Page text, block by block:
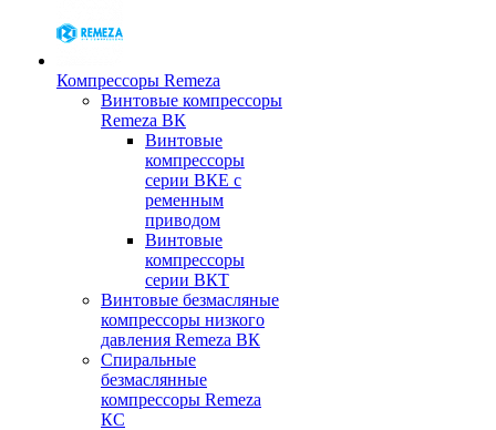
Компрессоры Remeza
Винтовые компрессоры
Remeza ВК
Винтовые
компрессоры
серии ВКЕ с
ременным
приводом
Винтовые
компрессоры
серии ВКТ
Винтовые безмасляные
компрессоры низкого
давления Remeza ВК
Спиральные
безмаслянные
компрессоры Remeza
КС